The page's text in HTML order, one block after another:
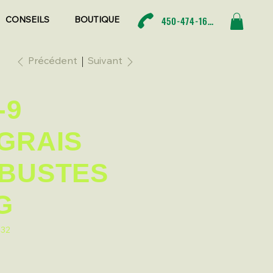
CONSEILS BOUTIQUE 450-474-1680
Précédent Suivant